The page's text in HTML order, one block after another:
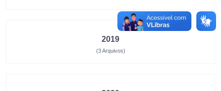
2019
(3 Arquivos)